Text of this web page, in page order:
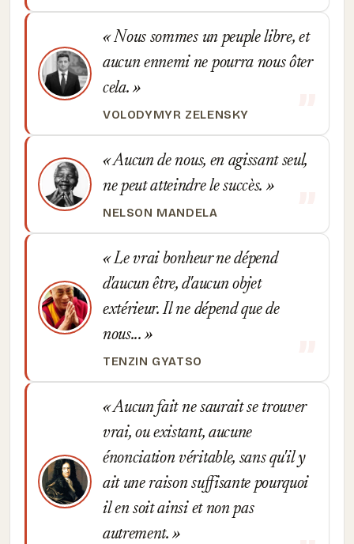
Nous sommes un peuple libre, et
aucun ennemi ne pourra nous ôter
cela.
VOLODYMYR ZELENSKY
Aucun de nous, en agissant seul,
ne peut atteindre le succès.
NELSON MANDELA
Le vrai bonheur ne dépend
d'aucun être, d'aucun objet
extérieur. Il ne dépend que de
nous...
TENZIN GYATSO
Aucun fait ne saurait se trouver
vrai, ou existant, aucune
énonciation véritable, sans qu'il y
ait une raison suffisante pourquoi
il en soit ainsi et non pas
autrement.